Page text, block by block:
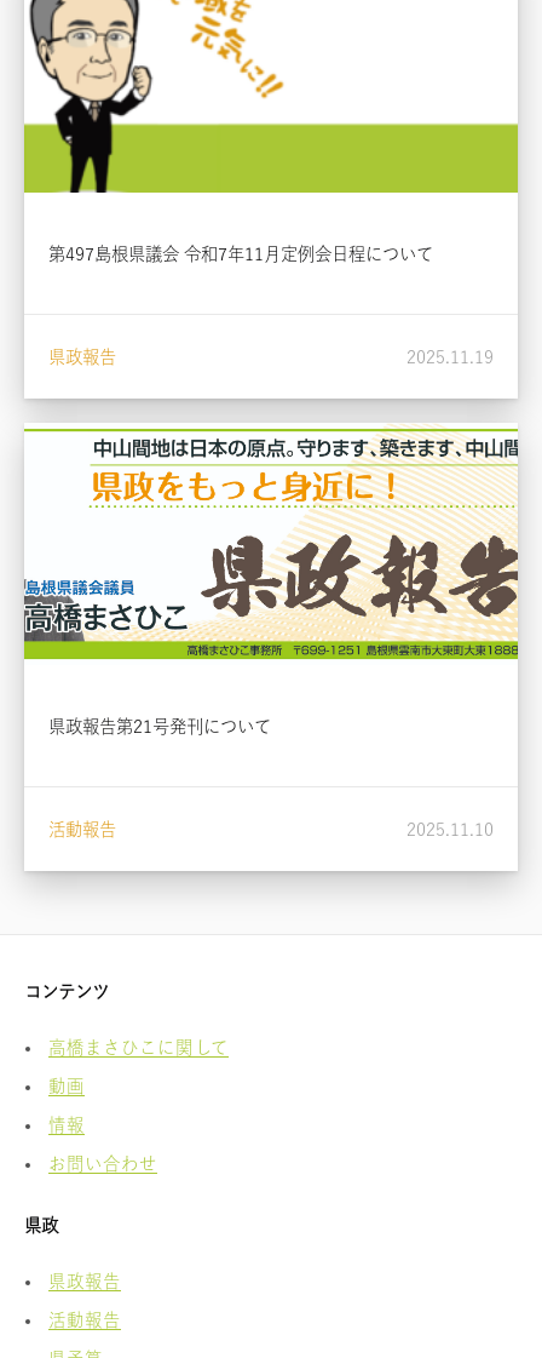
第497島根県議会 令和7年11月定例会日程について
県政報告 2025.11.19
県政報告第21号発刊について
活動報告 2025.11.10
コンテンツ
高橋まさひこに関して
動画
情報
お問い合わせ
県政
県政報告
活動報告